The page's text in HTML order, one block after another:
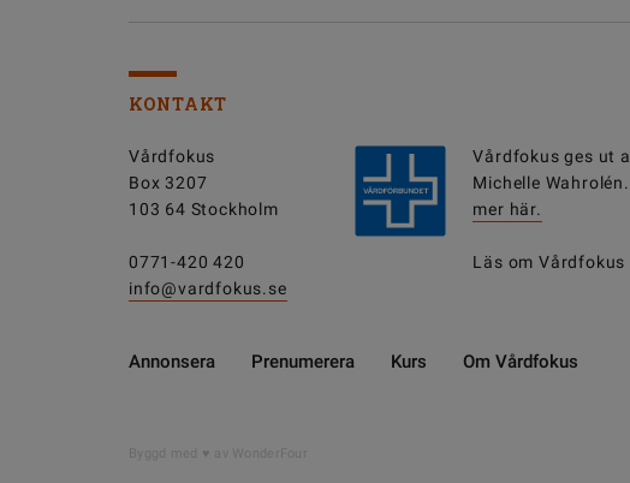
KONTAKT
Vårdfokus
Box 3207
103 64 Stockholm
0771-420 420
info@vardfokus.se
Vårdfokus ges ut
Michelle
mer här.
Läs om Vårdfokus
Annonsera Prenumerera Kurs Om Vårdfokus
Byggd med av WonderFour